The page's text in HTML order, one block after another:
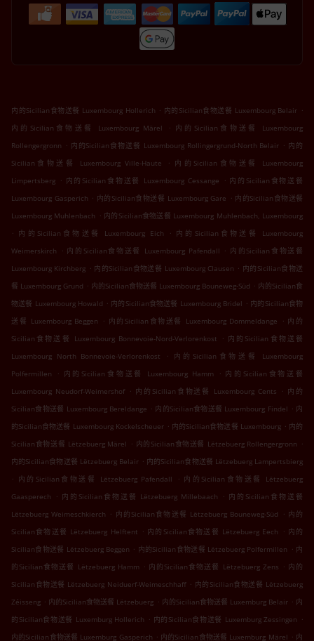
内的Sicilian食物送餐 Luxembourg Hollerich . 内的Sicilian食物送餐 Luxembourg Belair .
内的Sicilian食物送餐 Luxembourg Märel
. 内的Sicilian食物送餐 Luxembourg
Rollengergronn . 内的Sicilian食物送餐 Luxembourg Rollingergrund-North Belair . 内的
Sicilian食物送餐 Luxembourg Ville-Haute
. 内的Sicilian食物送餐 Luxembourg
Limpertsberg . 内的Sicilian食物送餐 Luxembourg Cessange . 内的Sicilian食物送餐
Luxembourg Gasperich . 内的Sicilian食物送餐 Luxembourg Gare . 内的Sicilian食物送餐
Luxembourg Muhlenbach . 内的Sicilian食物送餐 Luxembourg Muhlenbach, Luxembourg
. 内的Sicilian食物送餐 Luxembourg Eich . 内的Sicilian食物送餐 Luxembourg
Weimerskirch
. 内的Sicilian食物送餐 Luxembourg Pafendall . 内的Sicilian食物送餐
Luxembourg Kirchberg . 内的Sicilian食物送餐 Luxembourg Clausen . 内的Sicilian食物送
餐 Luxembourg Grund . 内的Sicilian食物送餐 Luxembourg Bouneweg-Süd . 内的Sicilian食
物送餐 Luxembourg Howald . 内的Sicilian食物送餐 Luxembourg Bridel . 内的Sicilian食物
送餐 Luxembourg Beggen
. 内的Sicilian食物送餐 Luxembourg Dommeldange . 内的
Sicilian食物送餐 Luxembourg Bonnevoie-Nord-Verlorenkost
. 内的Sicilian食物送餐
Luxembourg North Bonnevoie-Verlorenkost
.
内的Sicilian食物送餐 Luxembourg
Polfermillen
. 内的Sicilian食物送餐 Luxembourg Hamm . 内的Sicilian食物送餐
Luxembourg Neudorf-Weimershof . 内的Sicilian食物送餐 Luxembourg Cents . 内的
Sicilian食物送餐 Luxembourg Bereldange . 内的Sicilian食物送餐 Luxembourg Findel . 内
的Sicilian食物送餐 Luxembourg Kockelscheuer . 内的Sicilian食物送餐 Luxembourg . 内的
Sicilian食物送餐 Lëtzebuerg Märel . 内的Sicilian食物送餐 Lëtzebuerg Rollengergronn .
内的Sicilian食物送餐 Lëtzebuerg Belair . 内的Sicilian食物送餐 Lëtzebuerg Lampertsbierg
. 内的Sicilian食物送餐 Lëtzebuerg Pafendall . 内的Sicilian食物送餐 Lëtzebuerg
Gaasperech
. 内的Sicilian食物送餐 Lëtzebuerg Millebaach . 内的Sicilian食物送餐
Lëtzebuerg Weimeschkierch . 内的Sicilian食物送餐 Lëtzebuerg Bouneweg-Süd . 内的
Sicilian食物送餐 Lëtzebuerg Helftent . 内的Sicilian食物送餐 Lëtzebuerg Eech . 内的
Sicilian食物送餐 Lëtzebuerg Beggen . 内的Sicilian食物送餐 Lëtzebuerg Polfermillen . 内
的Sicilian食物送餐 Lëtzebuerg Hamm . 内的Sicilian食物送餐 Lëtzebuerg Zens . 内的
Sicilian食物送餐 Lëtzebuerg Neiduerf-Weimeschhaff . 内的Sicilian食物送餐 Lëtzebuerg
Zéisseng . 内的Sicilian食物送餐 Lëtzebuerg . 内的Sicilian食物送餐 Luxemburg Belair . 内
的Sicilian食物送餐 Luxemburg Hollerich . 内的Sicilian食物送餐 Luxemburg Zessingen .
内的Sicilian食物送餐 Luxemburg Gasperich . 内的Sicilian食物送餐 Luxemburg Märel . 内